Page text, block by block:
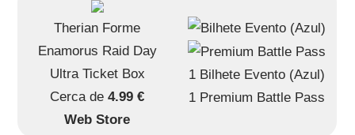
Therian Forme
Enamorus Raid Day
Ultra Ticket Box
Cerca de4.99 €
Web Store
1 Bilhete Evento (Azul)
1 Premium Battle Pass